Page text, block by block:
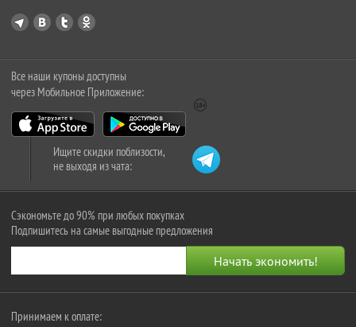
Все наши купоны доступны
через Мобильное Приложение:
Ищите скидки поблизости,
не выходя из чата:
Сэкономьте до 90% при любых покупках
Подпишитесь на самые выгодные предложения
Принимаем к оплате: